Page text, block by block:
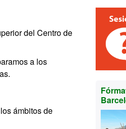
del Centro de
a los
ámbitos de